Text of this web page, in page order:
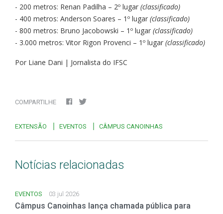
- 200 metros: Renan Padilha – 2º lugar (classificado)
- 400 metros: Anderson Soares – 1º lugar (classificado)
- 800 metros: Bruno Jacobowski – 1º lugar (classificado)
- 3.000 metros: Vitor Rigon Provenci – 1º lugar (classificado)
Por Liane Dani | Jornalista do IFSC
COMPARTILHE
EXTENSÃO EVENTOS CÂMPUS CANOINHAS
Notícias relacionadas
EVENTOS 03 jul 2026
Câmpus Canoinhas lança chamada pública para